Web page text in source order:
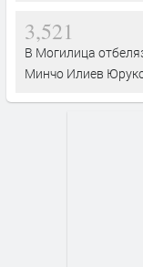
3,521
В Могилица
Минчо Илиев